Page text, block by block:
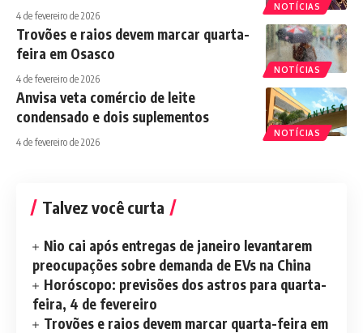
NOTÍCIAS
4 de fevereiro de 2026
NOTÍCIAS
Trovões e raios devem marcar quarta-
feira em Osasco
4 de fevereiro de 2026
NOTÍCIAS
Anvisa veta comércio de leite
condensado e dois suplementos
4 de fevereiro de 2026
Talvez você curta
Nio cai após entregas de janeiro levantarem
preocupações sobre demanda de EVs na China
Horóscopo: previsões dos astros para quarta-
feira, 4 de fevereiro
Trovões e raios devem marcar quarta-feira em